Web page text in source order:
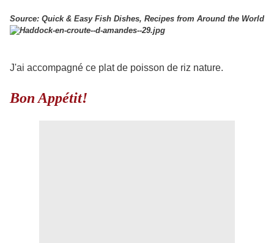
Source: Quick & Easy Fish Dishes, Recipes from Around the World
J'ai accompagné ce plat de poisson de riz nature.
Bon Appétit!